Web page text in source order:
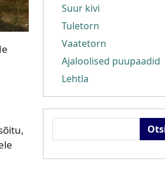
Suur kivi
Tuletorn
Vaatetorn
Ajaloolised puupaadid
Lehtla